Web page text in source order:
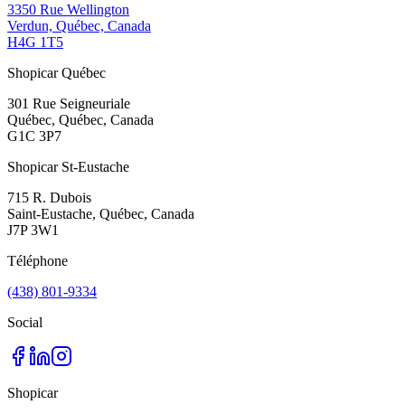
3350 Rue Wellington
Verdun, Québec, Canada
H4G 1T5
Shopicar Québec
301 Rue Seigneuriale
Québec, Québec, Canada
G1C 3P7
Shopicar St-Eustache
715 R. Dubois
Saint-Eustache, Québec, Canada
J7P 3W1
Téléphone
(438) 801-9334
Social
Shopicar